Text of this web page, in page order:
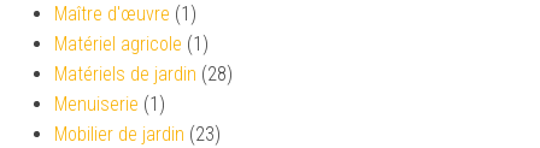
Maître d'œuvre (1)
Matériel agricole (1)
Matériels de jardin (28)
Menuiserie (1)
Mobilier de jardin (23)